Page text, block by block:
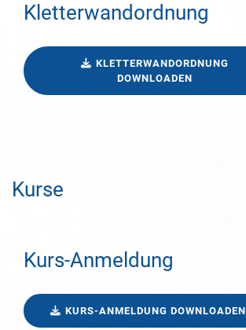
Kletterwandordnung
KLETTERWANDORDNUNG
DOWNLOADEN
Kurse
Kurs-Anmeldung
KURS-ANMELDUNG DOWNLOADEN